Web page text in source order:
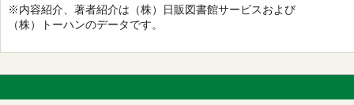
※内容紹介、著者紹介は（株）日販図書館サービスおよび
（株）トーハンのデータです。